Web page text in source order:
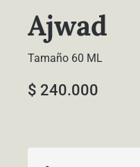
Contacto
Ajwad
Tamaño 60 ML
$ 240.000